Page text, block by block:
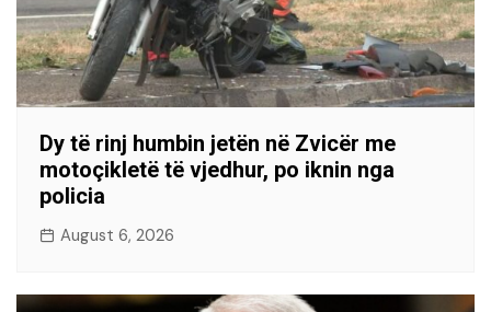
Dy të rinj humbin jetën në Zvicër me
motoçikletë të vjedhur, po iknin nga
policia
August 6, 2026